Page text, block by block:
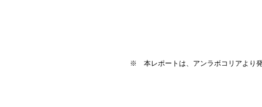
※ 本レポートは、アンラボコリアより